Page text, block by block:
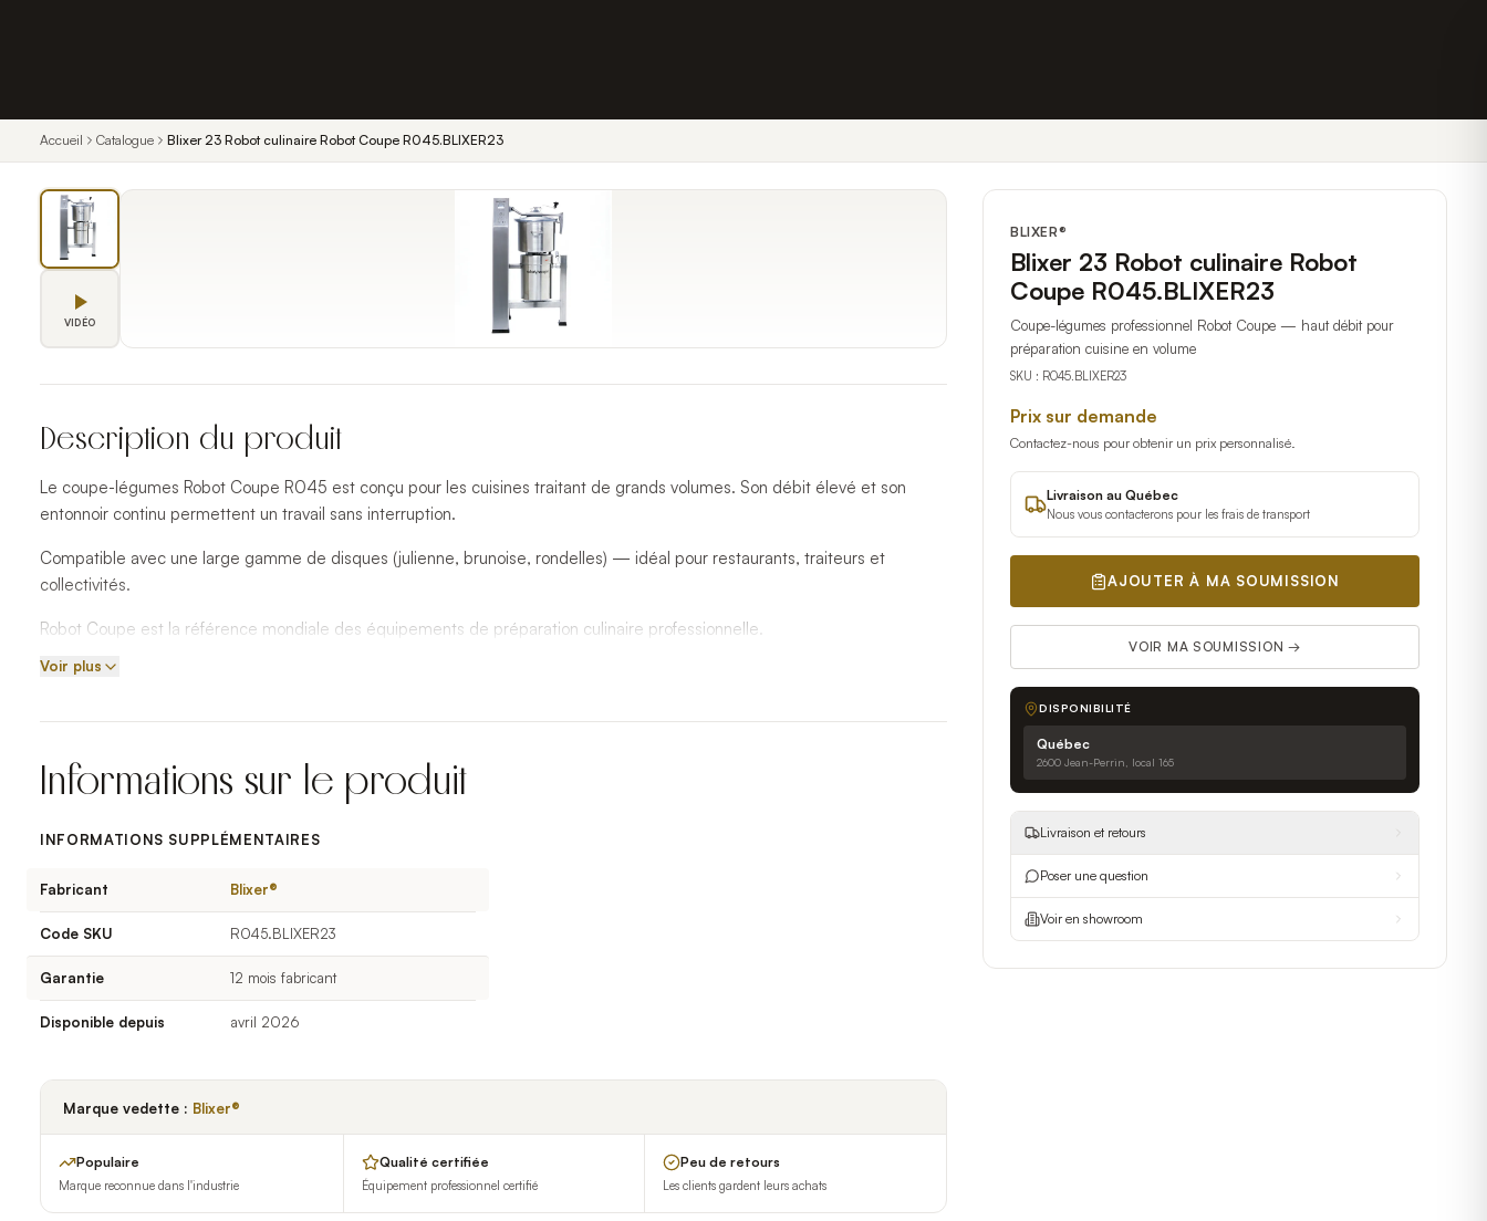
Accueil Catalogue Blixer 23 Robot culinaire Robot Coupe R045.BLIXER23
VIDÉO
Description du produit
Le coupe-légumes Robot Coupe R045 est conçu pour les cuisines traitant de grands volumes. Son débit élevé et son
entonnoir continu permettent un travail sans interruption.
Compatible avec une large gamme de disques (julienne, brunoise, rondelles) — idéal pour restaurants, traiteurs et
collectivités.
Robot Coupe est la référence mondiale des équipements de préparation culinaire professionnelle.
Voir plus
Informations sur le produit
INFORMATIONS SUPPLÉMENTAIRES
Fabricant Blixer®
Code SKU R045.BLIXER23
Garantie 12 mois fabricant
Disponible depuis avril 2026
Marque vedette : Blixer®
Populaire
Marque reconnue dans l'industrie
Qualité certifiée
Équipement professionnel certifié
Peu de retours
Les clients gardent leurs achats
BLIXER®
Blixer 23 Robot culinaire Robot
Coupe R045.BLIXER23
Coupe-légumes professionnel Robot Coupe — haut débit pour
préparation cuisine en volume
SKU : R045.BLIXER23
Prix sur demande
Contactez-nous pour obtenir un prix personnalisé.
Livraison au Québec
Nous vous contacterons pour les frais de transport
AJOUTER À MA SOUMISSION
VOIR MA SOUMISSION →
DISPONIBILITÉ
Québec
2600 Jean-Perrin, local 165
Livraison et retours
Poser une question
Voir en showroom